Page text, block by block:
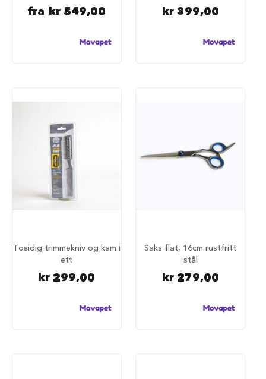
l
fra kr 549,00 kr 399,00
Tosidig trimmekniv og kam i
ett
kr 299,00
Saks flat, 16cm rustfritt
stål
kr 279,00